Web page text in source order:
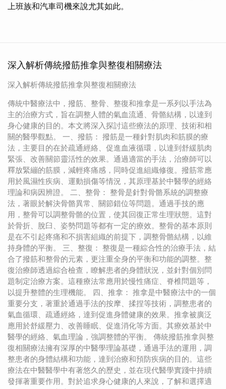
上班族和汽車司機來說尤其如此。
深入解析傳統撥筋推拿與整復相關療法
深入解析傳統撥筋推拿與整復相關療法
傳統中醫療法中，撥筋、整骨、整復和推拿是一系列以手法為
主的治療方式，旨在調整人體的氣血流通、骨骼結構，以達到
身心健康的目的。本文將深入探討這些療法的原理、技術和相
關的醫學觀點。 一、撥筋： 撥筋是一種針對肌肉和筋膜的療
法，主要目的在於疏通經絡、促進血液循環，以達到舒緩肌肉
緊張、改善關節靈活性的效果。通過適當的手法，治療師可以
釋放緊繃的筋膜，減輕疼痛感，同時促進組織修復。撥筋常應
用於風濕性疾病、運動損傷等情況，其原理基於中醫學的經絡
理論和病因辨證。 二、整骨： 整骨是針對骨骼系統的調整療
法，著眼於解決骨骼異常、關節錯位等問題。通過手技的應
用，整骨可以調整骨骼的位置，使其回復正常生理狀態。這對
於骨折、脫臼、姿勢問題等都有一定的療效。整骨的基本原則
是在不引起疼痛和不損害組織的前提下，調整骨骼結構，以維
持身體的平衡。 三、整復： 整復是一種綜合性的治療手法，結
合了撥筋和整骨的元素，更注重全身的平衡和功能的調整。整
復治療師透過綜合檢查，瞭解患者的身體狀況，並針對個別問
題制定治療方案。這種療法常應用於慢性痛症、脊椎問題等，
以提升整體的生理機能。 四、推拿： 推拿是中醫療法中的一個
重要分支，著重於通過手法的按摩、揉捏等技術，調整患者的
氣血循環、疏通經絡，達到促進身體健康的效果。推拿被廣泛
應用於舒緩壓力、改善睡眠、促進消化等方面。其療效基於中
醫學的經絡、氣血理論，強調整體的平衡。 傳統撥筋推拿與整
復相關療法擁有深厚的中醫學理論基礎，通過手法的運用，調
整患者的身體結構和功能，達到治療和預防疾病的目的。這些
療法在中醫醫學中有著悠久的歷史，並在現代醫學實踐中持續
發揮著重要作用。對於追求身心健康的人來說，了解和選擇適